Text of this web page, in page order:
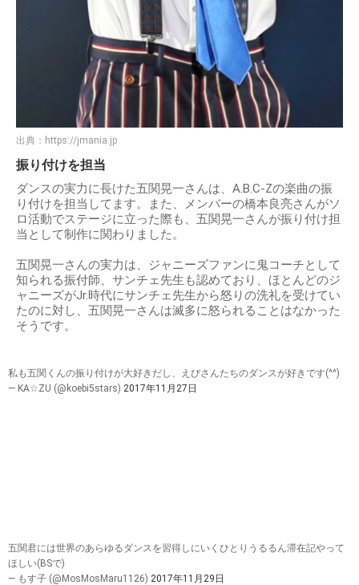
出典： https://jmania.jp
振り付けを担当
ダンスの実力に長けた五関晃一さんは、A.B.C-Zの楽曲の振
り付けを担当してます。また、メンバーの橋本良亮さんがソ
ロ活動でステージに立った際も、五関晃一さんが振り付け担
当として制作に関わりました。
五関晃一さんの実力は、ジャニーズファンに鬼コーチとして
知られる振付師、サンチェ先生も認めており、ほとんどのジ
ャニーズがJr.時代にサンチェ先生から怒りの洗礼を受けてい
たのに対し、五関晃一さんは滅多に怒られることはなかった
そうです。
私も五関くんの振り付けが大好きだし、えびさんたちのダンスが好きです(^^)
— KA☆ZU (@koebi5stars) 2017年11月27日
五関君には世界のあらゆるダンスを習得しにいくひとりうるるん滞在記やって
ほしい(BSで)
— もす子 (@MosMosMaru1126) 2017年11月29日